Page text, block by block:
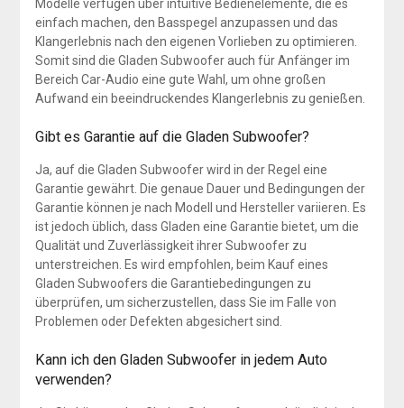
Modelle verfügen über intuitive Bedienelemente, die es
einfach machen, den Basspegel anzupassen und das
Klangerlebnis nach den eigenen Vorlieben zu optimieren.
Somit sind die Gladen Subwoofer auch für Anfänger im
Bereich Car-Audio eine gute Wahl, um ohne großen
Aufwand ein beeindruckendes Klangerlebnis zu genießen.
Gibt es Garantie auf die Gladen Subwoofer?
Ja, auf die Gladen Subwoofer wird in der Regel eine
Garantie gewährt. Die genaue Dauer und Bedingungen der
Garantie können je nach Modell und Hersteller variieren. Es
ist jedoch üblich, dass Gladen eine Garantie bietet, um die
Qualität und Zuverlässigkeit ihrer Subwoofer zu
unterstreichen. Es wird empfohlen, beim Kauf eines
Gladen Subwoofers die Garantiebedingungen zu
überprüfen, um sicherzustellen, dass Sie im Falle von
Problemen oder Defekten abgesichert sind.
Kann ich den Gladen Subwoofer in jedem Auto
verwenden?